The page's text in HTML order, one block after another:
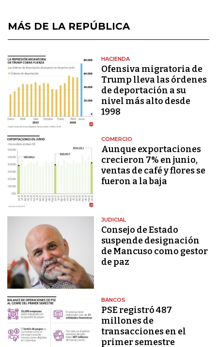
MÁS DE LA REPÚBLICA
HACIENDA
Ofensiva migratoria de
Trump lleva las órdenes
de deportación a su
nivel más alto desde
1998
COMERCIO
Aunque exportaciones
crecieron 7% en junio,
ventas de café y flores se
fueron a la baja
JUDICIAL
Consejo de Estado
suspende designación
de Mancuso como gestor
de paz
BANCOS
PSE registró 487
millones de
transacciones en el
primer semestre